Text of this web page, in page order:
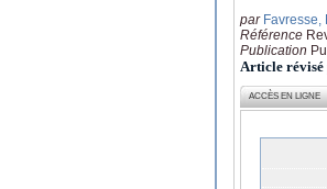
par Favresse,
Référence
Publication
Article révisé
ACCÈS EN LIGNE